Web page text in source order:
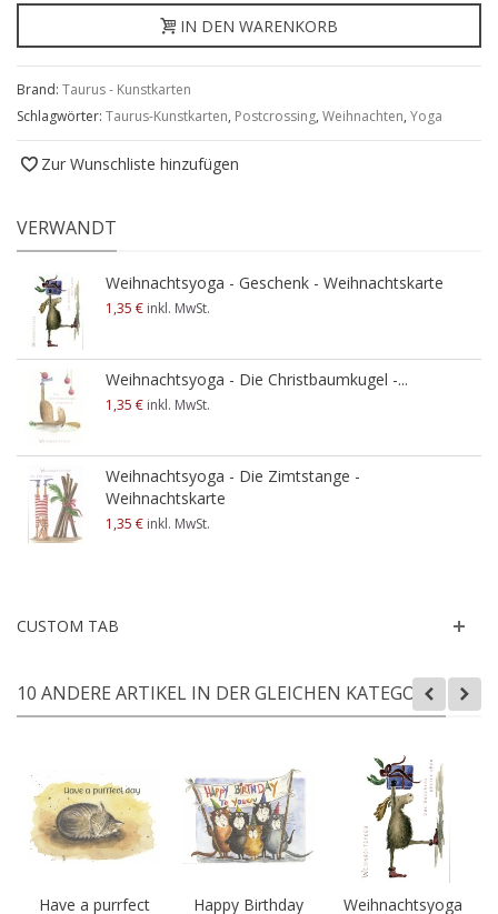
IN DEN WARENKORB
Brand: Taurus - Kunstkarten
Schlagwörter: Taurus-Kunstkarten, Postcrossing, Weihnachten, Yoga
Zur Wunschliste hinzufügen
VERWANDT
Weihnachtsyoga - Geschenk - Weihnachtskarte
1,35 € inkl. MwSt.
Weihnachtsyoga - Die Christbaumkugel -...
1,35 € inkl. MwSt.
Weihnachtsyoga - Die Zimtstange -
Weihnachtskarte
1,35 € inkl. MwSt.
CUSTOM TAB
10 ANDERE ARTIKEL IN DER GLEICHEN KATEGORIE:
Have a purrfect Happy Birthday Weihnachtsyoga